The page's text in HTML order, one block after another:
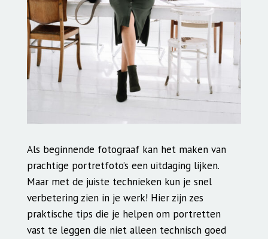
Als beginnende fotograaf kan het maken van
prachtige portretfoto’s een uitdaging lijken.
Maar met de juiste technieken kun je snel
verbetering zien in je werk! Hier zijn zes
praktische tips die je helpen om portretten
vast te leggen die niet alleen technisch goed